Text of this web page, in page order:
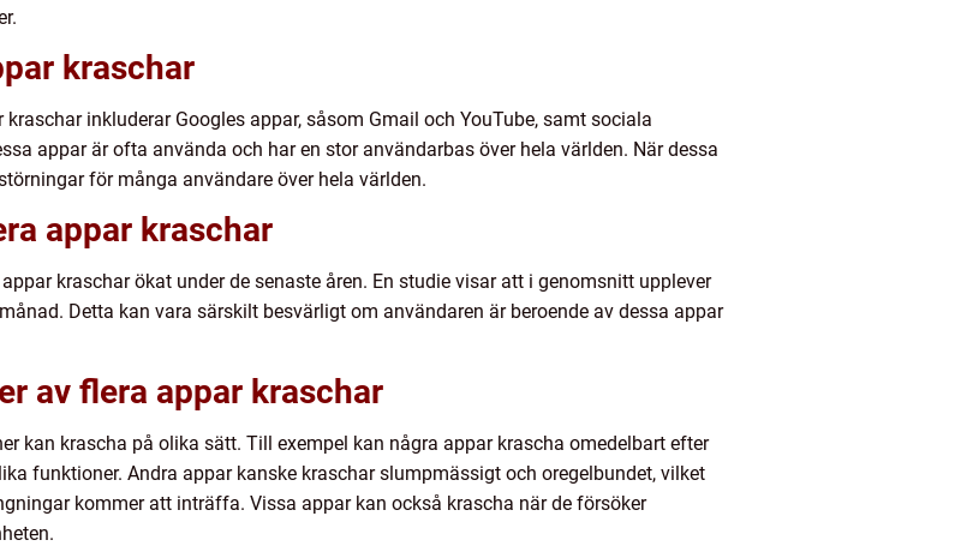
kraschar
inkluderar Googles appar, såsom Gmail och YouTube, samt sociala
appar är ofta använda och har en stor användarbas över hela världen. När dessa
för många användare över hela världen.
appar kraschar
kraschar ökat under de senaste åren. En studie visar att i genomsnitt upplever
Detta kan vara särskilt besvärligt om användaren är beroende av dessa appar
av flera appar kraschar
kan krascha på olika sätt. Till exempel kan några appar krascha omedelbart efter
funktioner. Andra appar kanske kraschar slumpmässigt och oregelbundet, vilket
kommer att inträffa. Vissa appar kan också krascha när de försöker